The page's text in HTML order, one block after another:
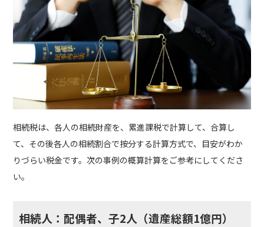
相続税は、各人の相続財産を、累進課税で計算して、合算し
て、その後各人の相続割合で按分する計算方式で、目安がわか
りづらい税金です。次の事例の概算計算をご参考にしてくださ
い。
相続人：配偶者、子2人（遺産総額1億円）